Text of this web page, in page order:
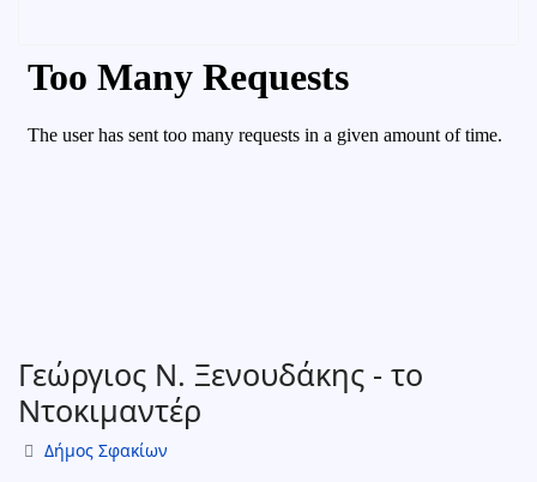
Γεώργιος Ν. Ξενουδάκης - το
Ντοκιμαντέρ
Δήμος Σφακίων